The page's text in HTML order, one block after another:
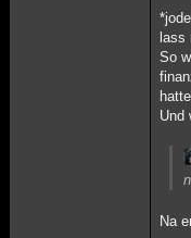
lass
So
Und
Na